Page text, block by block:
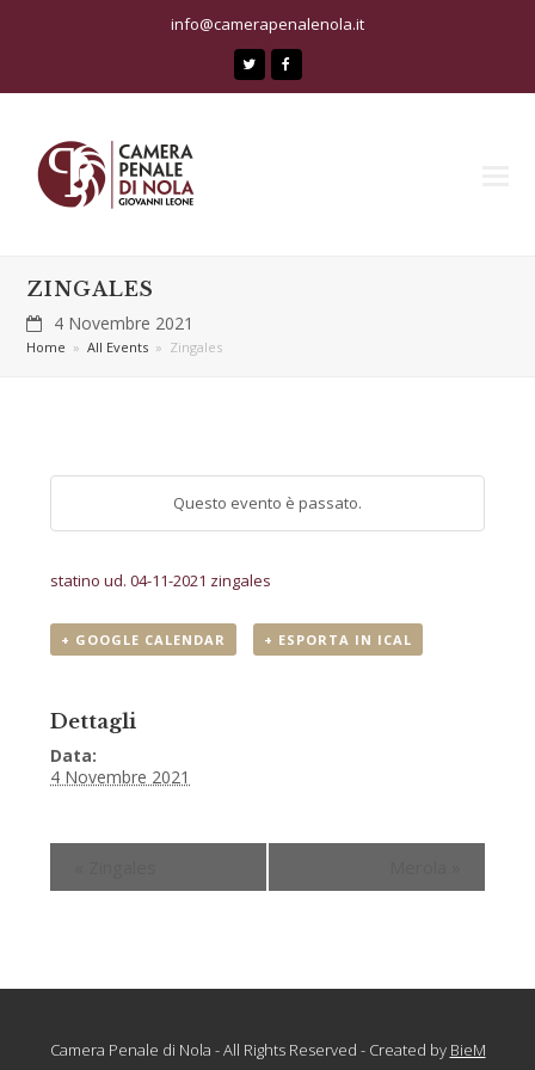
info@camerapenalenola.it
Twitter
ZINGALES
4 Novembre 2021
Home » All Events » Zingales
Questo evento è passato.
statino ud. 04-11-2021 zingales
+ GOOGLE CALENDAR + ESPORTA IN ICAL
Dettagli
Data:
4 Novembre 2021
Camera Penale di Nola - All Rights Reserved - Created by BieM